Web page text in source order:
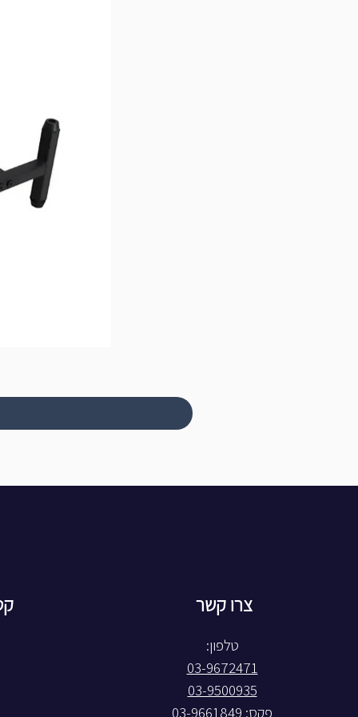
צרו קשר
טלפון:
03-9672471
03-9500935
פקס: 03-9661849